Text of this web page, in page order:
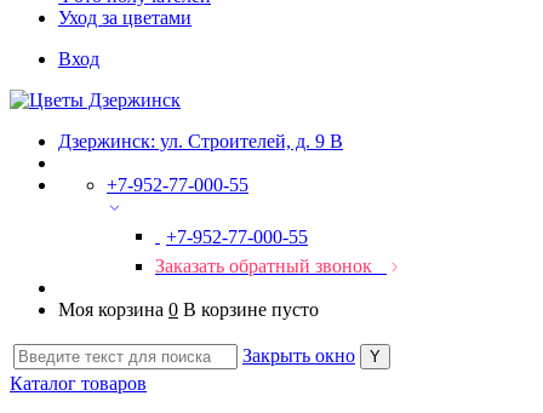
Уход за цветами
Вход
Дзержинск: ул. Строителей, д. 9 В
+7-952-77-000-55
+7-952-77-000-55
Заказать обратный звонок
Моя корзина 0 В корзине пусто
Закрыть окно
Каталог товаров